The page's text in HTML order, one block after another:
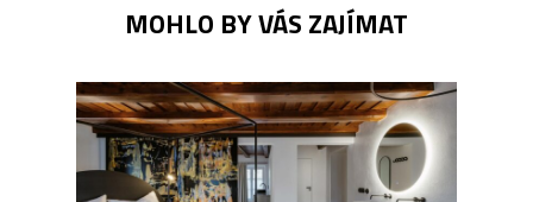
MOHLO BY VÁS ZAJÍMAT